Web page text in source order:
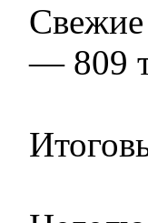
— 809